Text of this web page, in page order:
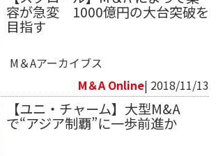
容が急変 1000億円の大台突破を
目指す
M＆Aアーカイブス
M＆A Online| 2018/11/13
【ユニ・チャーム】大型M&A
で“アジア制覇”に一歩前進か